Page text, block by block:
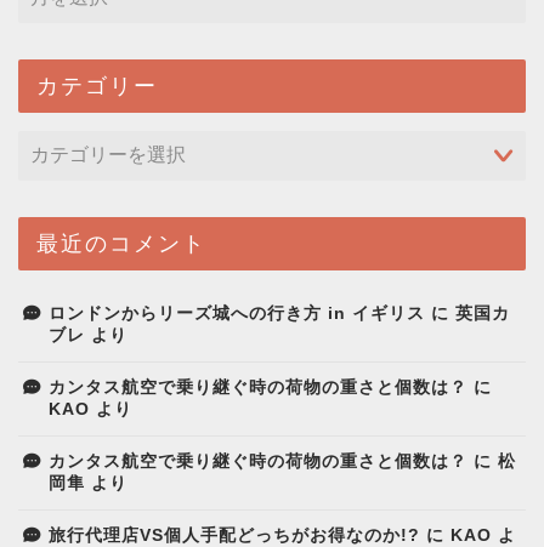
カテゴリー
最近のコメント
ロンドンからリーズ城への行き方 in イギリス に 英国カ
ブレ より
カンタス航空で乗り継ぐ時の荷物の重さと個数は？
に
KAO より
カンタス航空で乗り継ぐ時の荷物の重さと個数は？ に 松
岡隼 より
旅行代理店VS個人手配どっちがお得なのか!? に KAO よ